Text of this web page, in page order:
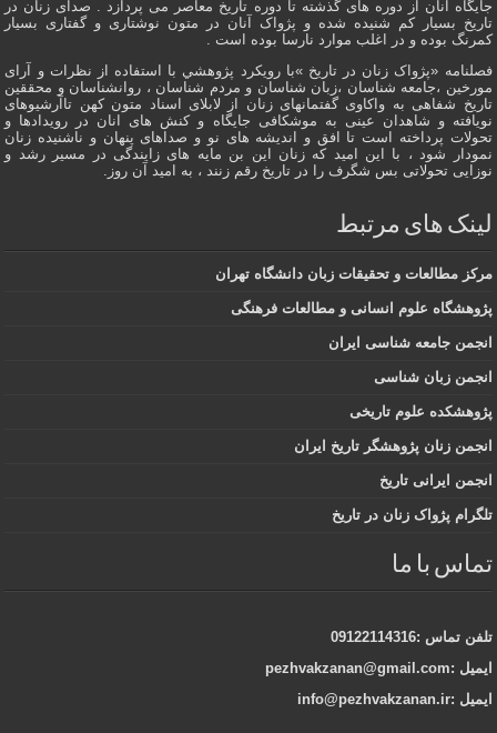
جایگاه انان از دوره هاى گذشته تا دوره تاریخ معاصر می پردازد . صدای زنان در
تاریخ بسیار کم شنیده شده و پژواک آنان در متون نوشتاری و گفتاری بسیار
کمرنگ بوده و در اغلب موارد نارسا بوده است .
فصلنامه «پژواک زنان در تاریخ »با رویکرد پژوهشي با استفاده از نظرات و آرای
مورخین ،جامعه شناسان ،زبان شناسان و مردم شناسان ، روانشناسان و محققین
تاریخ شفاهی به واکاوی گفتمانهاى زنان از لابلای اسناد متون کهن تاآرشیوهای
نویافته و شاهدان عينى به موشکافی جايگاه و كنش هاى انان در رویدادها و
تحولات پرداخته است تا افق و اندیشه های نو و صداهای پنهان و ناشنیده زنان
نمودار شود ، با این امید که زنان این بن مایه های زایندگی در مسير رشد و
نوزایی تحولاتی بس شگرف را در تاریخ رقم زنند ، به اميد آن روز.
لینک های مرتبط
مرکز مطالعات و تحقیقات زبان دانشگاه تهران
پژوهشگاه علوم انسانی و مطالعات فرهنگی
انجمن جامعه شناسی ایران
انجمن زبان شناسی
پژوهشکده علوم تاریخی
انجمن زنان پژوهشگر تاریخ ایران
انجمن ایرانی تاریخ
تلگرام پژواک زنان در تاریخ
تماس با ما
تلفن تماس :09122114316
ایمیل :pezhvakzanan@gmail.com
ایمیل :info@pezhvakzanan.ir